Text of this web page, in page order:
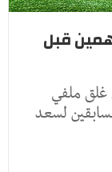
قبل
غلق ملفي
لسعد